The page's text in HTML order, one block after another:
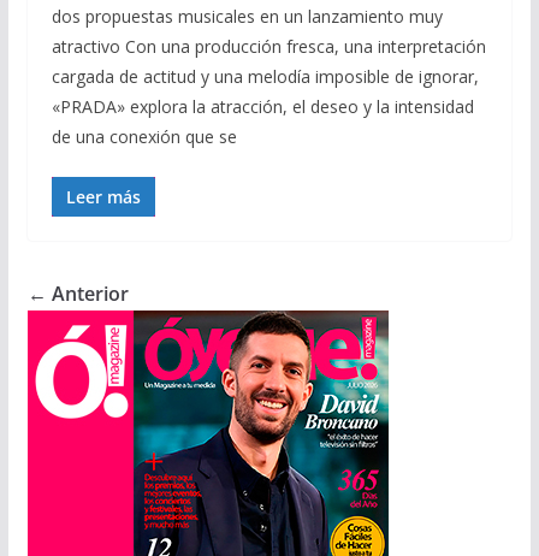
dos propuestas musicales en un lanzamiento muy
atractivo Con una producción fresca, una interpretación
cargada de actitud y una melodía imposible de ignorar,
«PRADA» explora la atracción, el deseo y la intensidad
de una conexión que se
Leer más
← Anterior